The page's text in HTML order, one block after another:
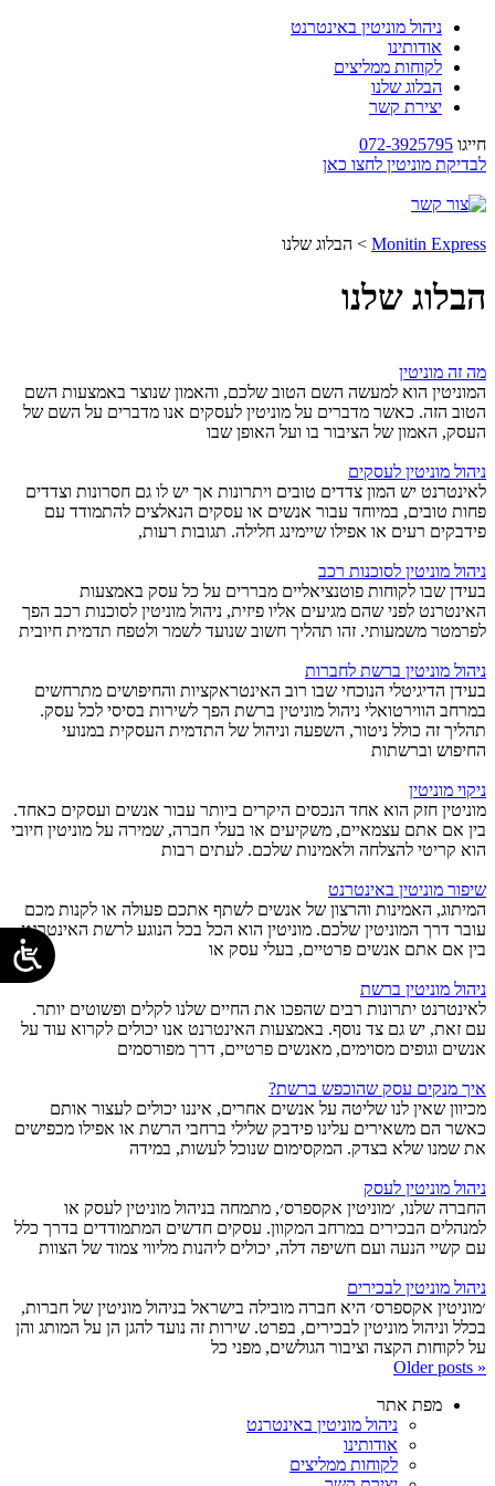
ניהול מוניטין באינטרנט
אודותינו
לקוחות ממליצים
הבלוג שלנו
יצירת קשר
חייגו 072-3925795
לבדיקת מוניטין לחצו כאן
Monitin Express
> הבלוג שלנו
הבלוג שלנו
מה זה מוניטין
המוניטין הוא למעשה השם הטוב שלכם, והאמון שנוצר באמצעות השם
הטוב הזה. כאשר מדברים על מוניטין לעסקים אנו מדברים על השם של
העסק, האמון של הציבור בו ועל האופן שבו
ניהול מוניטין לעסקים
לאינטרנט יש המון צדדים טובים ויתרונות אך יש לו גם חסרונות וצדדים
פחות טובים, במיוחד עבור אנשים או עסקים הנאלצים להתמודד עם
פידבקים רעים או אפילו שיימינג חלילה. תגובות רעות,
ניהול מוניטין לסוכנות רכב
בעידן שבו לקוחות פוטנציאליים מבררים על כל עסק באמצעות
האינטרנט לפני שהם מגיעים אליו פיזית, ניהול מוניטין לסוכנות רכב הפך
לפרמטר משמעותי. זהו תהליך חשוב שנועד לשמר ולטפח תדמית חיובית
ניהול מוניטין ברשת לחברות
בעידן הדיגיטלי הנוכחי שבו רוב האינטראקציות והחיפושים מתרחשים
במרחב הווירטואלי ניהול מוניטין ברשת הפך לשירות בסיסי לכל עסק.
תהליך זה כולל ניטור, השפעה וניהול של התדמית העסקית במנועי
החיפוש וברשתות
ניקוי מוניטין
מוניטין חזק הוא אחד הנכסים היקרים ביותר עבור אנשים ועסקים כאחד.
בין אם אתם עצמאיים, משקיעים או בעלי חברה, שמירה על מוניטין חיובי
הוא קריטי להצלחה ולאמינות שלכם. לעתים רבות
שיפור מוניטין באינטרנט
המיתוג, האמינות והרצון של אנשים לשתף אתכם פעולה או לקנות מכם
עובר דרך המוניטין שלכם. מוניטין הוא הכל בכל הנוגע לרשת האינטרנט.
בין אם אתם אנשים פרטיים, בעלי עסק או
ניהול מוניטין ברשת
לאינטרנט יתרונות רבים שהפכו את החיים שלנו לקלים ופשוטים יותר.
עם זאת, יש גם צד נוסף. באמצעות האינטרנט אנו יכולים לקרוא עוד על
אנשים וגופים מסוימים, מאנשים פרטיים, דרך מפורסמים
איך מנקים עסק שהוכפש ברשת?
מכיוון שאין לנו שליטה על אנשים אחרים, איננו יכולים לעצור אותם
כאשר הם משאירים עלינו פידבק שלילי ברחבי הרשת או אפילו מכפישים
את שמנו שלא בצדק. המקסימום שנוכל לעשות, במידה
ניהול מוניטין לעסק
החברה שלנו, ׳מוניטין אקספרס׳, מתמחה בניהול מוניטין לעסק או
למנהלים הבכירים במרחב המקוון. עסקים חדשים המתמודדים בדרך כלל
עם קשיי הנעה ועם חשיפה דלה, יכולים ליהנות מליווי צמוד של הצוות
ניהול מוניטין לבכירים
׳מוניטין אקספרס׳ היא חברה מובילה בישראל בניהול מוניטין של חברות,
בכלל וניהול מוניטין לבכירים, בפרט. שירות זה נועד להגן הן על המותג והן
על לקוחות הקצה וציבור הגולשים, מפני כל
«
מפת אתר
ניהול מוניטין באינטרנט
אודותינו
לקוחות ממליצים